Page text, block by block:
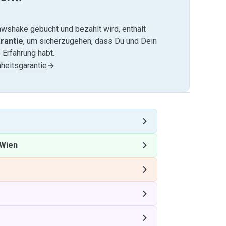
gebucht und bezahlt wird, enthält
, um sicherzugehen, dass Du und Dein
habt.